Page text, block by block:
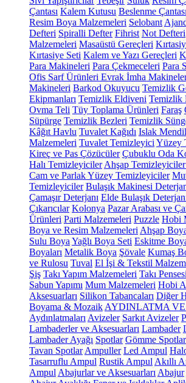
Çantası Kalem Kutusu Beslenme Çantası
Resim Boya Malzemeleri Selobant
Defteri Spiralli Defter Fihrist Not Defteri
Malzemeleri Masaüstü Gereçleri
Kırtasiye Seti Kalem ve Yazı Gereçleri
Para Makineleri Para Çekmeceleri Para
Ofis Sarf Ürünleri Evrak İmha
Makineleri Barkod Okuyucu Temizlik
Ekipmanları Temizlik Eldiveni Temizlik
Ovma Teli Tüy Toplama Ürünleri Faraş
Süpürge Temizlik Bezleri Temizlik
Kâğıt Havlu Tuvalet Kağıdı Islak Mendil
Malzemeleri Tuvalet Temizleyici Yüzey
Kireç ve Pas Çözücüler Çubuklu Oda
Halı Temizleyiciler Ahşap
Cam ve Parlak Yüzey Temizleyiciler
Temizleyiciler Bulaşık Makinesi
Çamaşır Deterjanı Elde Bulaşık
Çıkarıcılar Kolonya Pazar Arabası ve
Ürünleri Parti Malzemeleri Puzzle Hobi
Boya ve Resim Malzemeleri Ahşap
Sulu Boya Yağlı Boya Seti Eskitme
Boyaları Metalik Boya Şövale Kumaş
ve Rulosu Tuval El İşi & Tekstil
Şiş Takı Yapım Malzemeleri Takı Pensesi
Sabun Yapımı Mum Malzemeleri Hobi
Aksesuarları Silikon Tabancaları Diğer
Boyama & Mozaik AYDINLATMA
Aydınlatmaları Avizeler Sarkıt Avizeler
Lambaderler ve Aksesuarları Lambader
Lambader Ayağı Spotlar Gömme Spotlar
Tavan Spotlar Ampuller Led Ampul
Tasarruflu Ampul Rustik Ampul Akıllı
Ampul Abajurlar ve Aksesuarları Abajur